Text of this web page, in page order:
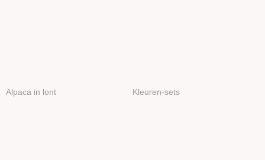
Alpaca in lont Kleuren-sets